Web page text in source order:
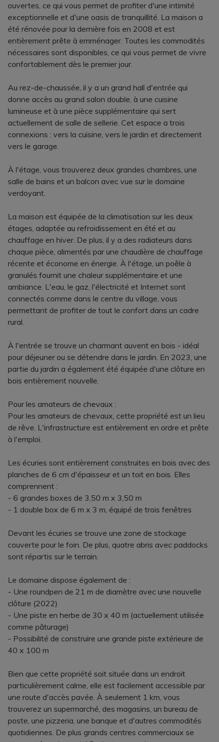
ouvertes, ce qui vous permet de profiter d'une intimité
exceptionnelle et d'une oasis de tranquillité. La maison a
été rénovée pour la dernière fois en 2008 et est
entièrement prête à emménager. Toutes les commodités
nécessaires sont disponibles, ce qui vous permet de vivre
confortablement dès le premier jour.
Au rez-de-chaussée, il y a un grand hall d'entrée qui
donne accès au grand salon double, à une cuisine
lumineuse et à une pièce supplémentaire qui sert
actuellement de salle de sellerie. Cet espace a trois
connexions : vers la cuisine, vers le jardin et directement
vers le garage.
À l'étage, vous trouverez deux grandes chambres, une
salle de bains et un balcon avec vue sur le domaine
verdoyant.
La maison est équipée de la climatisation sur les deux
étages, adaptée au refroidissement en été et au
chauffage en hiver. De plus, il y a des radiateurs dans
chaque pièce, alimentés par une chaudière de chauffage
récente et économe en énergie. À l'étage, un poêle à
granulés fournit une chaleur supplémentaire et une
ambiance. L'eau, le gaz, l'électricité et Internet sont
connectés comme dans le centre du village, vous
permettant de profiter de tout le confort dans un cadre
rural.
À l'entrée se trouve un charmant auvent en bois - idéal
pour déjeuner ou se détendre dans le jardin. En 2023, une
partie du jardin a également été équipée d'une clôture en
bois entièrement nouvelle.
Pour les amateurs de chevaux :
Pour les amateurs de chevaux, cette propriété est un lieu
de rêve. L'infrastructure est entièrement en ordre et prête
à l'emploi.
Les écuries sont entièrement construites en bois avec des
planches de 6 cm d'épaisseur et un toit en bois. Elles
comprennent :
- 6 grandes boxes de 3,50 m x 3,50 m
- 1 double box de 6 m x 3 m, équipé de trois fenêtres
Devant les écuries se trouve une zone de stockage
couverte pour le foin. De plus, quatre abris avec paddocks
sont répartis sur le terrain.
Le domaine dispose également de :
- Une roundpen de 21 m de diamètre avec une nouvelle
clôture (2022)
- Une piste en herbe de 30 x 40 m (actuellement utilisée
comme pâturage)
- Possibilité de construire une grande piste extérieure de
40 x 100 m
Bien que cette propriété soit située dans un endroit
particulièrement calme, elle est facilement accessible par
une route d'accès pavée. À seulement 1 km, vous
trouverez un supermarché, des magasins, un bureau de
poste, une pizzeria, une banque et d'autres commodités
quotidiennes. De plus grands centres commerciaux se